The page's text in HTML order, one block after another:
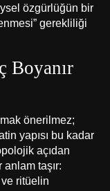
özgürlüğün bir
gerekliliği
Boyanır
önerilmez;
yapısı bu kadar
açıdan
anlam taşır:
ve ritüelin